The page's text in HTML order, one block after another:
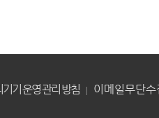
기 운영 관리 방침
이메일무단